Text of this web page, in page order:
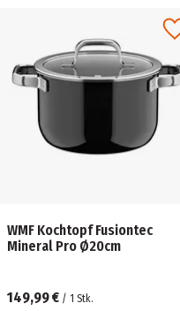
WMF Kochtopf Fusiontec
Mineral Pro Ø20cm
149,99 € / 1 Stk.